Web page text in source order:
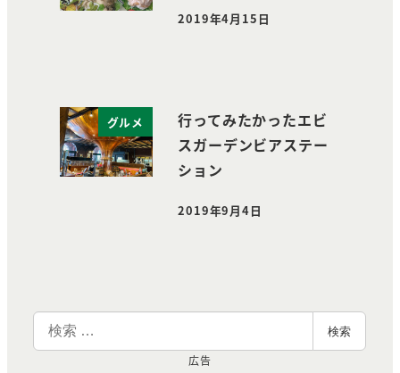
投稿日
2019年4月15日
グルメ
行ってみたかったエビ
スガーデンビアステー
ション
投稿日
2019年9月4日
索
検索
広告